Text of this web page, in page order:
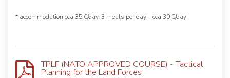
* accommodation cca 35 €/day, 3 meals per day – cca 30 €/day
TPLF (NATO APPROVED COURSE) - Tactical
Planning for the Land Forces